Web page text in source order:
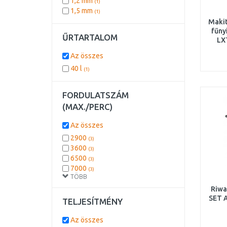
SET
beépítet
(1)
1,5 mm (1)
ŰRTARTALOM
Az összes
40 l (1)
FORDULATSZÁM
(MAX./PERC)
TÖBB
Az összes
2900 (3)
3600 (3)
6500 (3)
7000 (3)
9000
2850(2)
3700(2)
TELJESÍTMÉNY
Az összes